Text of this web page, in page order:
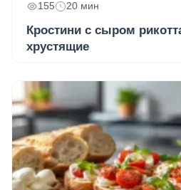
155 20 мин
Кростини с сыром
хрустящие